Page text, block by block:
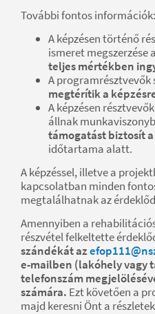
További fontos információk:
A képzésen történő
ismeret megszerzése
teljes mértékben
A programrésztvevők
megtérítik a
A képzésen
állnak
támogatást biztosít
időtartama alatt.
A képzéssel, illetve a
kapcsolatban minden
megtalálhatnak az
Amennyiben a
részvétel felkeltette
szándékát az
e-mailben (lakóhely vagy
telefonszám
számára. Ezt követően a
majd keresni Önt a